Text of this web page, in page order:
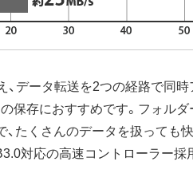
、データ転送を2つの経路で
保存におすすめです。フォル
たくさんのデータを扱っても
対応の高速コントローラー